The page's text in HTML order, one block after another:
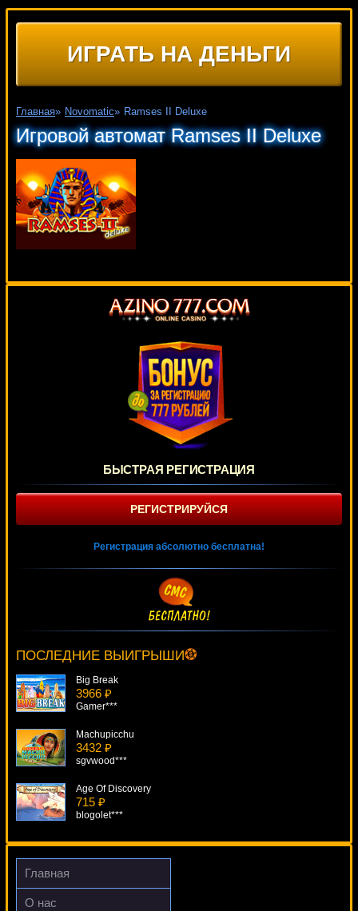
ИГРАТЬ НА ДЕНЬГИ
Главная» Novomatic» Ramses II Deluxe
Игровой автомат Ramses II Deluxe
БЫСТРАЯ РЕГИСТРАЦИЯ
РЕГИСТРИРУЙСЯ
Регистрация абсолютно бесплатна!
ПОСЛЕДНИЕ ВЫИГРЫШИ
Lucy***
Big Break
3966 ₽
Gamer***
Machupicchu
3432 ₽
sgvwood***
Age Of Discovery
715 ₽
blogolet***
Garden Party
3826 ₽
Главная
О нас